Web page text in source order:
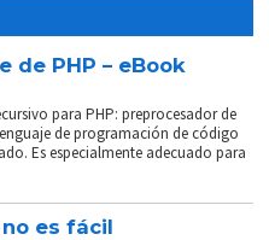
de PHP – eBook
para PHP: preprocesador de
de programación de código
Es especialmente adecuado para
es fácil